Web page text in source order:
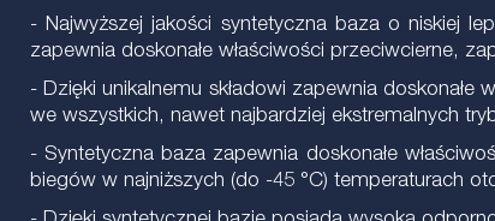
- Najwyższej jakości syntetyczna baza o niskiej
zapewnia doskonałe właściwości przeciwcierne,
- Dzięki unikalnemu składowi zapewnia
we wszystkich, nawet najbardziej ekstremalnych
- Syntetyczna baza zapewnia doskonałe
biegów w najniższych (do -45 °C) temperaturach